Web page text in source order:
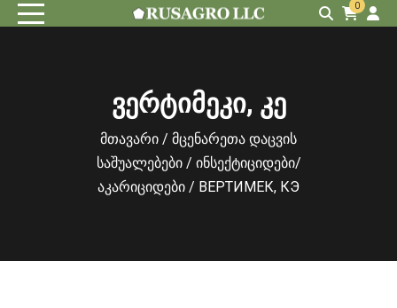
0
ვერტიმეკი, კე
მთავარი / მცენარეთა დაცვის
საშუალებები/ ინსექტიციდები/
აკარიციდები / ВЕРТИМЕК, КЭ